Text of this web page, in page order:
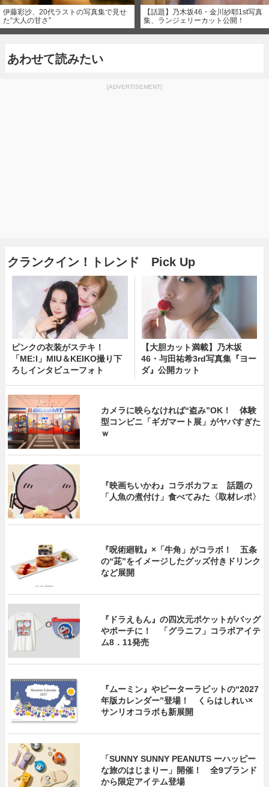
伊藤彩沙、20代ラストの写真集で見せ
た“大人の甘さ”
【話題】乃木坂46・金川紗耶1st写真
集、ランジェリーカット公開！
あわせて読みたい
[ADVERTISEMENT]
クランクイン！トレンド Pick Up
ピンクの衣装がステキ！
「ME:I」MIU＆KEIKO撮り下
ろしインタビューフォト
【大胆カット満載】乃木坂
46・与田祐希3rd写真集『ヨー
ダ』公開カット
カメラに映らなければ“盗み”OK！ 体験
型コンビニ「ギガマート展」がヤバすぎた
ｗ
『映画ちいかわ』コラボカフェ 話題の
「人魚の煮付け」食べてみた〈取材レポ〉
『呪術廻戦』×「牛角」がコラボ！ 五条
の“茈”をイメージしたグッズ付きドリンク
など展開
『ドラえもん』の四次元ポケットがバッグ
やポーチに！ 「グラニフ」コラボアイテ
ム8．11発売
『ムーミン』やピーターラビットの“2027
年版カレンダー”登場！ くらはしれい×
サンリオコラボも新展開
「SUNNY SUNNY PEANUTS ーハッピー
な旅のはじまりー」開催！ 全9ブランド
から限定アイテム登場